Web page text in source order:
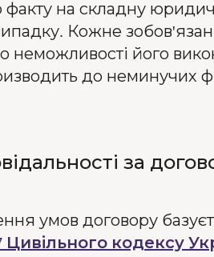
на складну
Кожне
неможливості його
до неминучих
за
умов договору
Цивільного кодексу